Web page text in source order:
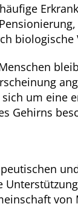
um eine
Gehirns